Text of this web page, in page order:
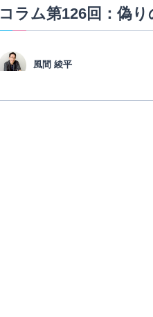
コラム第126回：偽り
風間 綾平